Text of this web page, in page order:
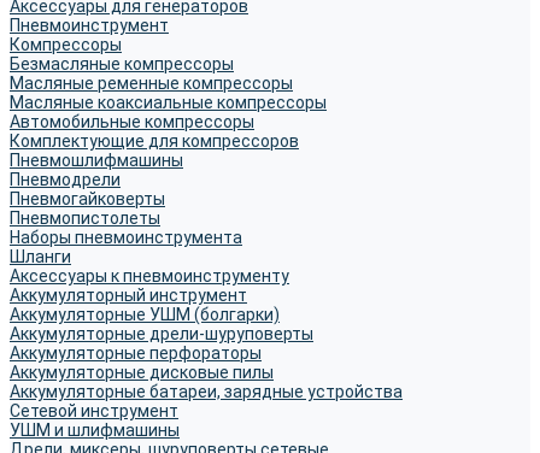
Аксессуары для генераторов
Пневмоинструмент
Компрессоры
Безмасляные компрессоры
Масляные ременные компрессоры
Масляные коаксиальные компрессоры
Автомобильные компрессоры
Комплектующие для компрессоров
Пневмошлифмашины
Пневмодрели
Пневмогайковерты
Пневмопистолеты
Наборы пневмоинструмента
Шланги
Аксессуары к пневмоинструменту
Аккумуляторный инструмент
Аккумуляторные УШМ (болгарки)
Аккумуляторные дрели-шуруповерты
Аккумуляторные перфораторы
Аккумуляторные дисковые пилы
Аккумуляторные батареи, зарядные устройства
Сетевой инструмент
УШМ и шлифмашины